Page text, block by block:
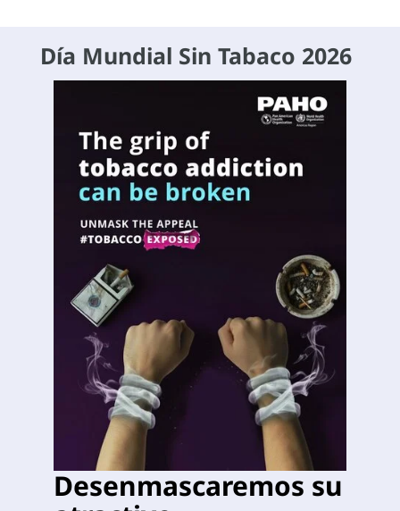
Día Mundial Sin Tabaco 2026
Desenmascaremos su